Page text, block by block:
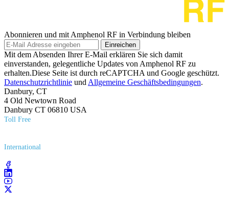
Abonnieren und mit Amphenol RF in Verbindung bleiben
Einreichen
Mit dem Absenden Ihrer E-Mail erklären Sie sich damit
einverstanden, gelegentliche Updates von Amphenol RF zu
erhalten.Diese Seite ist durch reCAPTCHA und Google geschützt.
Datenschutzrichtlinie und Allgemeine Geschäftsbedingungen.
Danbury, CT
4 Old Newtown Road
Danbury CT 06810 USA
Toll Free
International